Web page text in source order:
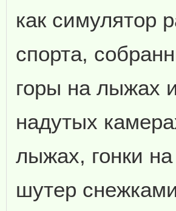
как симулятор
спорта,
горы на лыжах
надутых
лыжах, гонки
шутер